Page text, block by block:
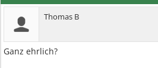
Thomas B
Ganz ehrlich?